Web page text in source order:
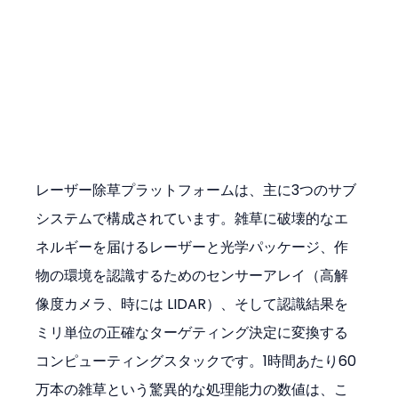
レーザー除草プラットフォームは、主に3つのサブ
システムで構成されています。雑草に破壊的なエ
ネルギーを届けるレーザーと光学パッケージ、作
物の環境を認識するためのセンサーアレイ（高解
像度カメラ、時には LIDAR）、そして認識結果を
ミリ単位の正確なターゲティング決定に変換する
コンピューティングスタックです。1時間あたり60
万本の雑草という驚異的な処理能力の数値は、こ